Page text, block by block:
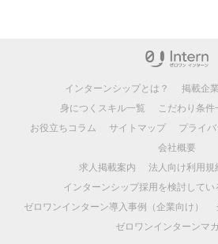
インターンシップとは？ 掲載企
身につくスキル一覧
こだわり条件
お役立ちコラム
サイトマップ プライ
会社概要
求人掲載案内
法人向け利用規
インターンシップ採用を検討してい
ゼロワンインターン導入事例（企業向け）
ゼロワンインターンマ